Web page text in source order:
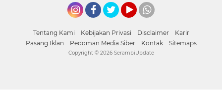
Tentang Kami Kebijakan Privasi Disclaimer
Karir
Pasang Iklan
Pedoman Media Siber Kontak Sitemaps
Copyright © 2026 SerambiUpdate